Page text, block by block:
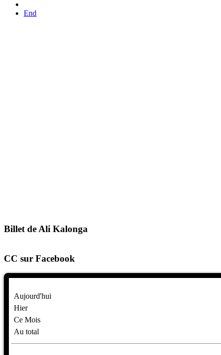
End
Billet de Ali Kalonga
CC sur Facebook
Aujourd'hui
Hier
Ce Mois
Au total